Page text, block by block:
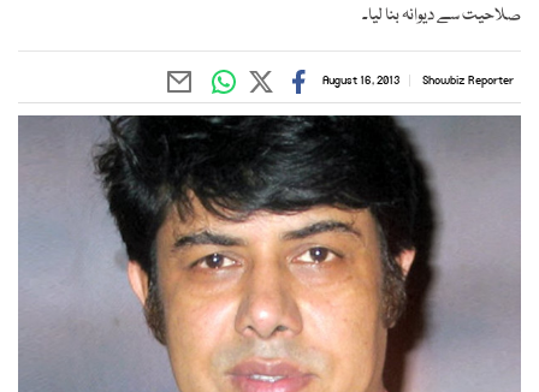
صلاحیت سے دیوانہ بنا لیا۔
Showbiz Reporter
August 16, 2013